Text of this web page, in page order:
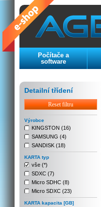
Počítače a
software
Detailní třídení
Reset filtru
Výrobce
KINGSTON (16)
SAMSUNG (4)
SANDISK (18)
KARTA typ
vše (*)
SDXC (7)
Micro SDHC (8)
Micro SDXC (23)
KARTA kapacita [GB]